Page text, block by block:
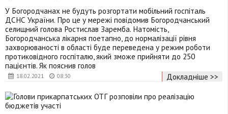
18.02.2021 08:30
У Богородчанах не будуть розгортати мобільний госпіталь
ДСНС України. Про це у мережі повідомив Богородчанський
селищний голова Ростислав Заремба. Натомість,
Богородчанська лікарня поетапно, до нормалізації рівня
захворюваності в області буде переведена у режим роботи
протиковідного госпіталю, який зможе прийняти до 250
пацієнтів. Як пояснив голов
Докладніше >>